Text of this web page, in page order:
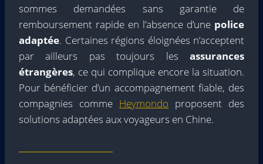
sommes demandées sans garantie de
remboursement rapide en l’absence d’une police
adaptée. Certaines régions éloignées n’acceptent
par ailleurs pas toujours les assurances
étrangères, ce qui complique encore la situation.
Pour bénéficier d’un accompagnement fiable, des
compagnies comme Heymondo proposent des
solutions adaptées aux voyageurs en Chine.